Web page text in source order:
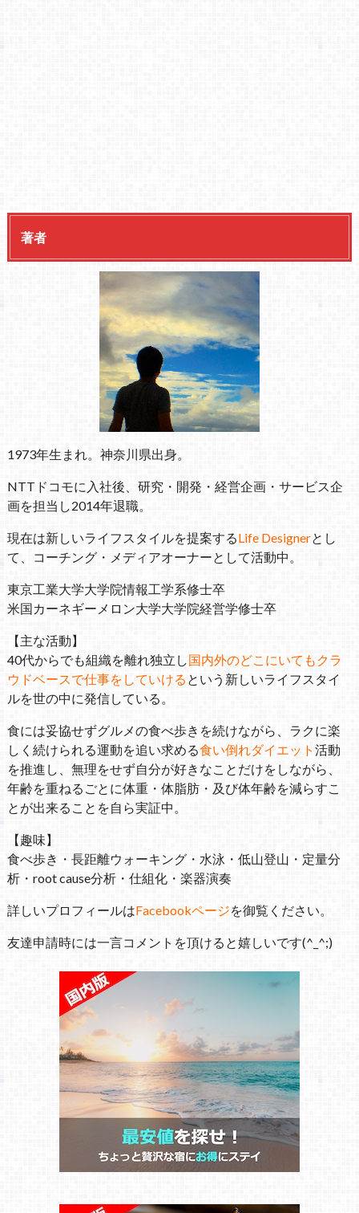
著者
1973年生まれ。神奈川県出身。
NTTドコモに入社後、研究・開発・経営企画・サービス企
画を担当し2014年退職。
現在は新しいライフスタイルを提案するLife Designerとし
て、コーチング・メディアオーナーとして活動中。
東京工業大学大学院情報工学系修士卒
米国カーネギーメロン大学大学院経営学修士卒
【主な活動】
40代からでも組織を離れ独立し国内外のどこにいてもクラ
ウドベースで仕事をしていける という新しいライフスタイ
ルを世の中に発信している。
食には妥協せずグルメの食べ歩きを続けながら、ラクに楽
しく続けられる運動を追い求める食い倒れダイエット 活動
を推進し、無理をせず自分が好きなことだけをしながら、
年齢を重ねるごとに体重・体脂肪・及び体年齢を減らすこ
とが出来ることを自ら実証中。
【趣味】
食べ歩き・長距離ウォーキング・水泳・低山登山・定量分
析・root cause分析・仕組化・楽器演奏
詳しいプロフィールはFacebookページを御覧ください。
友達申請時には一言コメントを頂けると嬉しいです(^_^;)